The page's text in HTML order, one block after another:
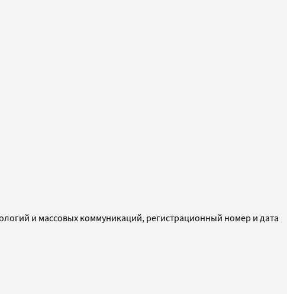
и массовых коммуникаций, регистрационный номер и дата